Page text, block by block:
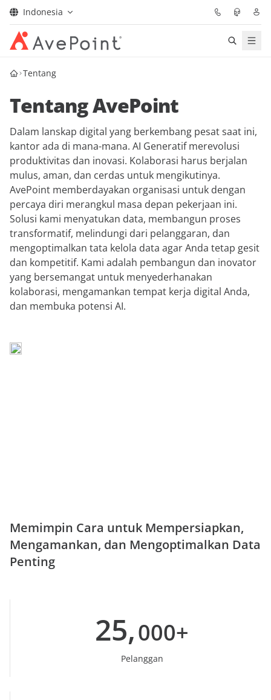
Indonesia
Solutions
Confidence Platform
Pricing
Partners
Resources
About
Get Expert Advice Minta Demo
Tentang
Tentang AvePoint
Dalam lanskap digital yang berkembang pesat saat ini,
kantor ada di mana-mana. AI Generatif merevolusi
produktivitas dan inovasi. Kolaborasi harus berjalan
mulus, aman, dan cerdas untuk mengikutinya.
AvePoint memberdayakan organisasi untuk dengan
percaya diri merangkul masa depan pekerjaan ini.
Solusi kami menyatukan data, membangun proses
transformatif, melindungi dari pelanggaran, dan
mengoptimalkan tata kelola data agar Anda tetap gesit
dan kompetitif. Kami adalah pembangun dan inovator
yang bersemangat untuk menyederhanakan
kolaborasi, mengamankan tempat kerja digital Anda,
dan membuka potensi AI.
Memimpin Cara untuk Mempersiapkan,
Mengamankan, dan Mengoptimalkan Data
Penting
25,000+
Pelanggan